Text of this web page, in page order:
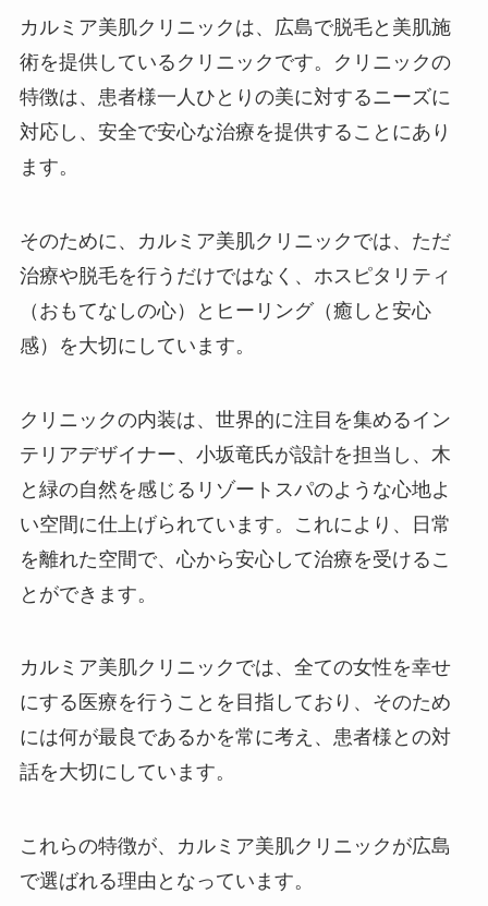
カルミア美肌クリニックは、広島で脱毛と美肌施
術を提供しているクリニックです。クリニックの
特徴は、患者様一人ひとりの美に対するニーズに
対応し、安全で安心な治療を提供することにあり
ます。
そのために、カルミア美肌クリニックでは、ただ
治療や脱毛を行うだけではなく、ホスピタリティ
（おもてなしの心）とヒーリング（癒しと安心
感）を大切にしています。
クリニックの内装は、世界的に注目を集めるイン
テリアデザイナー、小坂竜氏が設計を担当し、木
と緑の自然を感じるリゾートスパのような心地よ
い空間に仕上げられています。これにより、日常
を離れた空間で、心から安心して治療を受けるこ
とができます。
カルミア美肌クリニックでは、全ての女性を幸せ
にする医療を行うことを目指しており、そのため
には何が最良であるかを常に考え、患者様との対
話を大切にしています。
これらの特徴が、カルミア美肌クリニックが広島
で選ばれる理由となっています。